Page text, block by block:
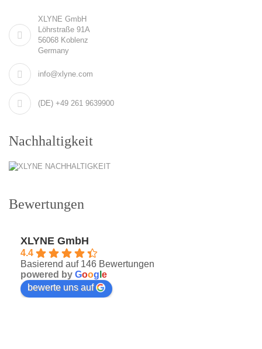
XLYNE GmbH
Löhrstraße 91A
56068 Koblenz
Germany
info@xlyne.com
(DE) +49 261 9639900
Nachhaltigkeit
Bewertungen
XLYNE GmbH
4.4
Basierend auf 146 Bewertungen
powered by Goog e
bewerte uns auf